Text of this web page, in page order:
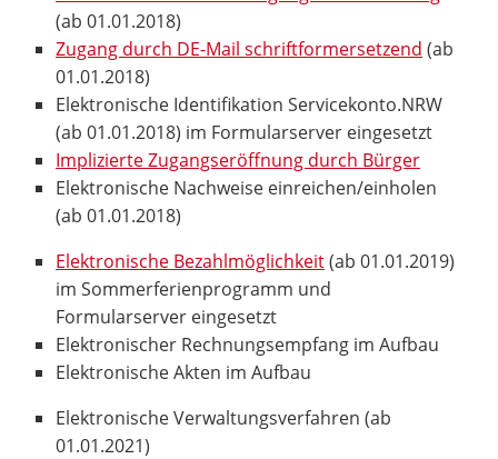
(ab 01.01.2018)
Zugang durch DE-Mail schriftformersetzend (ab
01.01.2018)
Elektronische Identifikation Servicekonto.NRW
(ab 01.01.2018) im Formularserver eingesetzt
Implizierte Zugangseröffnung durch Bürger
Elektronische Nachweise einreichen/einholen
(ab 01.01.2018)
Elektronische Bezahlmöglichkeit(ab 01.01.2019)
im Sommerferienprogramm und
Formularserver eingesetzt
Elektronischer Rechnungsempfang im Aufbau
Elektronische Akten im Aufbau
Elektronische Verwaltungsverfahren (ab
01.01.2021)